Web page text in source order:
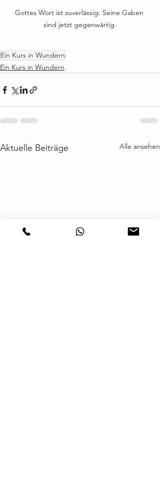
Gottes Wort ist zuverlässig. Seine Gaben
sind jetzt gegenwärtig.
Ein Kurs in Wundern
Ein Kurs in Wundern
Aktuelle Beiträge Alle ansehen